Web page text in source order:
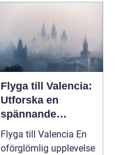
Flyga till Valencia:
Utforska en
spännande
destination
Flyga till Valencia En
oförglömlig upplevelse